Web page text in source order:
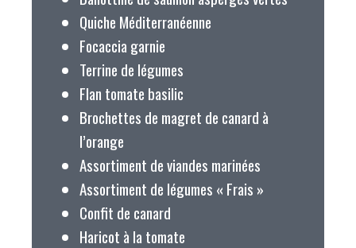
Quiche Méditerranéenne
Focaccia garnie
Terrine de légumes
Flan tomate basilic
Brochettes de magret de canard à
l’orange
Assortiment de viandes marinées
Assortiment de légumes « Frais »
Confit de canard
Haricot à la tomate